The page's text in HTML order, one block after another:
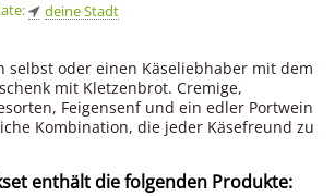
deine Stadt
selbst oder einen Käseliebhaber mit dem
mit Kletzenbrot. Cremige,
Feigensenf und ein edler Portwein
Kombination, die jeder Käsefreund zu
enthält die folgenden Produkte: